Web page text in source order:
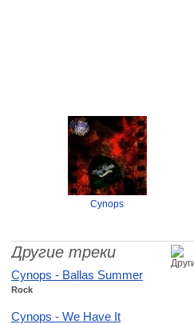
Cynops
Другие треки
Cynops - Ballas Summer
Rock
Cynops - We Have It